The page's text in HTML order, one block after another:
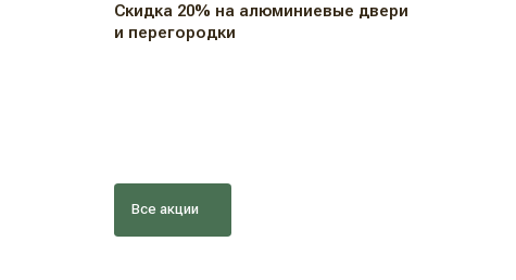
Скидка 20% на алюминиевые двери
и перегородки
Все акции